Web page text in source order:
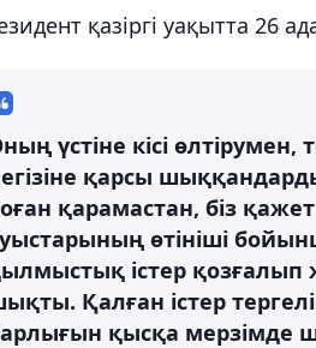
қазіргі уақытта 26
үстіне кісі
қарсы
қарамастан, біз
өтініші
істер қозғалып
Қалған істер
қысқа мерзімде